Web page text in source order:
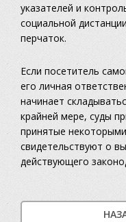
указателей и
социальной
перчаток.
Если посетитель
его личная
начинает
крайней мере, суды
принятые
свидетельствуют о
действующего